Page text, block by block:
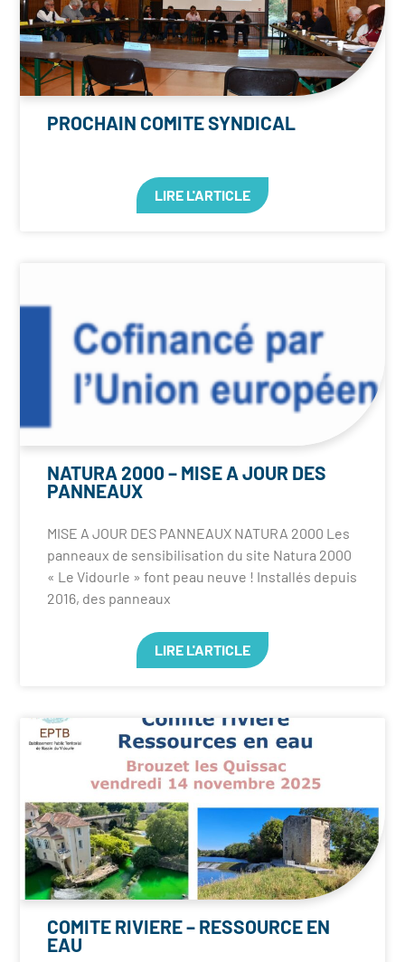
PROCHAIN COMITE SYNDICAL
LIRE L'ARTICLE
NATURA 2000 – MISE A JOUR DES
PANNEAUX
MISE A JOUR DES PANNEAUX NATURA 2000 Les
panneaux de sensibilisation du site Natura 2000
« Le Vidourle » font peau neuve ! Installés depuis
2016, des panneaux
LIRE L'ARTICLE
COMITE RIVIERE – RESSOURCE EN
EAU